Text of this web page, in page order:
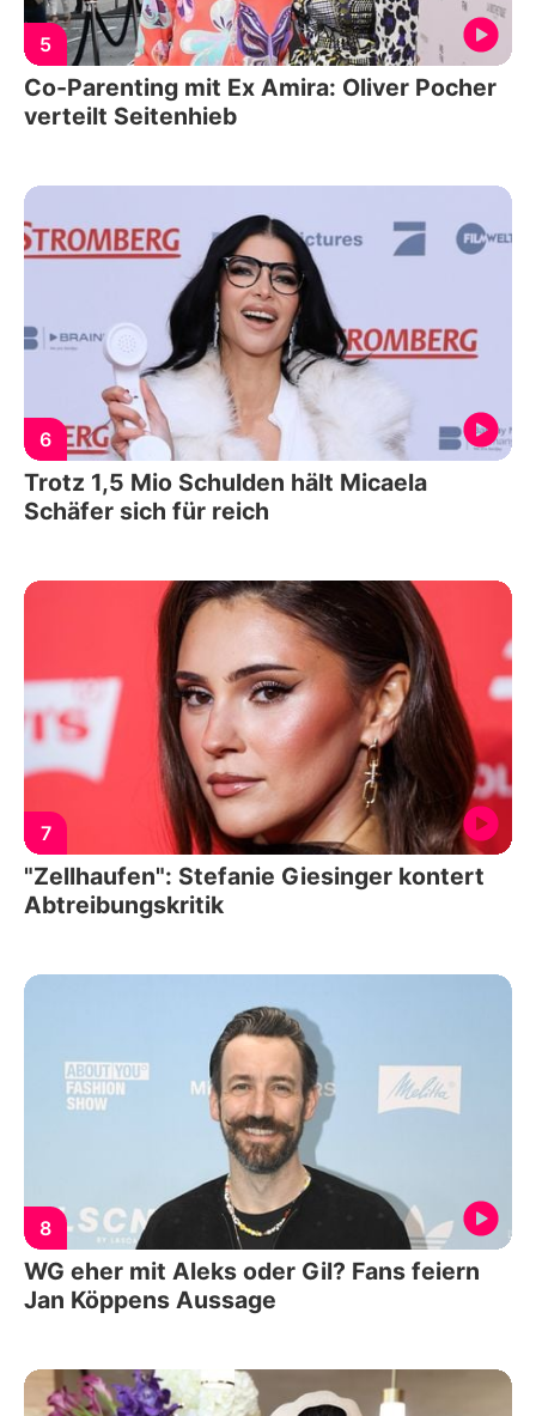
5
Co-Parenting mit Ex Amira: Oliver Pocher
verteilt Seitenhieb
6
Trotz 1,5 Mio Schulden hält Micaela
Schäfer sich für reich
7
"Zellhaufen": Stefanie Giesinger kontert
Abtreibungskritik
8
WG eher mit Aleks oder Gil? Fans feiern
Jan Köppens Aussage